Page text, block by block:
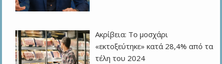
Ακρίβεια: Το μοσχάρι
«εκτοξεύτηκε» κατά 28,4% από τα
τέλη του 2024